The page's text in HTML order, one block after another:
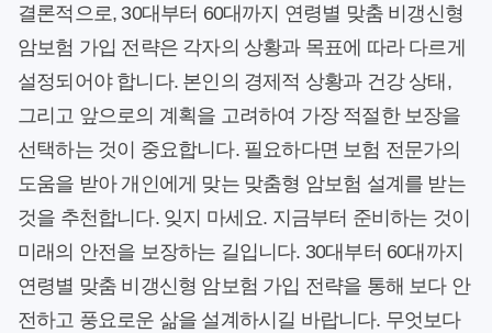
결론적으로, 30대부터 60대까지 연령별 맞춤 비갱신형
암보험 가입 전략은 각자의 상황과 목표에 따라 다르게
설정되어야 합니다. 본인의 경제적 상황과 건강 상태,
그리고 앞으로의 계획을 고려하여 가장 적절한 보장을
선택하는 것이 중요합니다. 필요하다면 보험 전문가의
도움을 받아 개인에게 맞는 맞춤형 암보험 설계를 받는
것을 추천합니다. 잊지 마세요. 지금부터 준비하는 것이
미래의 안전을 보장하는 길입니다. 30대부터 60대까지
연령별 맞춤 비갱신형 암보험 가입 전략을 통해 보다 안
전하고 풍요로운 삶을 설계하시길 바랍니다. 무엇보다